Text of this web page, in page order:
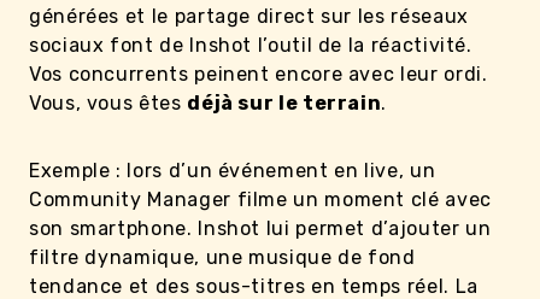
générées et le partage direct sur les réseaux
sociaux font de Inshot l’outil de la réactivité.
Vos concurrents peinent encore avec leur ordi.
Vous, vous êtes déjà sur le terrain.
Exemple : lors d’un événement en live, un
Community Manager filme un moment clé avec
son smartphone. Inshot lui permet d’ajouter un
filtre dynamique, une musique de fond
tendance et des sous-titres en temps réel. La